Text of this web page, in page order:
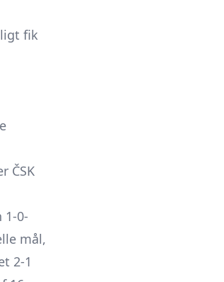
fik
ČSK
1-0-
mål,
2-1